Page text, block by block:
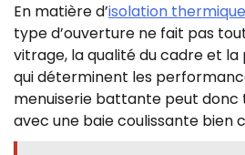
En matière d’isolation
type d’ouverture ne fait pas
vitrage, la qualité du cadre et la
qui déterminent les
menuiserie battante peut donc
avec une baie coulissante bien